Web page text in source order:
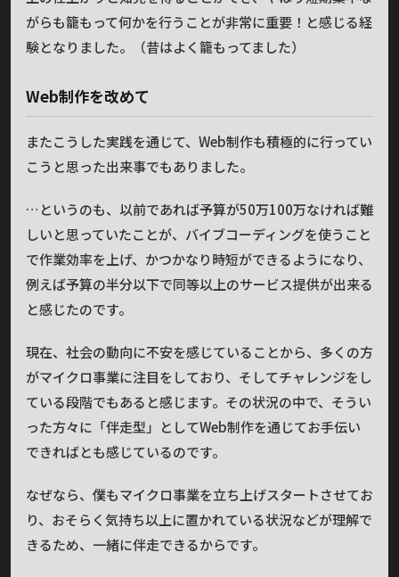
がらも籠もって何かを行うことが非常に重要！と感じる経
験となりました。（昔はよく籠もってました）
Web制作を改めて
またこうした実践を通じて、Web制作も積極的に行ってい
こうと思った出来事でもありました。
…というのも、以前であれば予算が50万100万なければ難
しいと思っていたことが、バイブコーディングを使うこと
で作業効率を上げ、かつかなり時短ができるようになり、
例えば予算の半分以下で同等以上のサービス提供が出来る
と感じたのです。
現在、社会の動向に不安を感じていることから、多くの方
がマイクロ事業に注目をしており、そしてチャレンジをし
ている段階でもあると感じます。その状況の中で、そうい
った方々に「伴走型」としてWeb制作を通じてお手伝い
できればとも感じているのです。
なぜなら、僕もマイクロ事業を立ち上げスタートさせてお
り、おそらく気持ち以上に置かれている状況などが理解で
きるため、一緒に伴走できるからです。